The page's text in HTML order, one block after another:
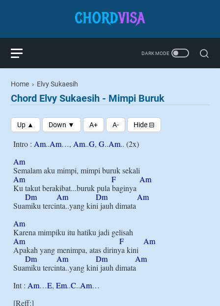
Home › Elvy Sukaesih
Chord Elvy Sukaesih - Mimpi Buruk
Intro : Am..Am…, Am..G, G..Am.. (2x)
Am
Am
F
Am
Ku takut berakibat...buruk pula baginya
Dm
Am Dm
Am
Suamiku tercinta..yang kini jauh dimata
Am
Am
F
Am
Apakah yang menimpa, atas dirinya kini
Dm
Am Dm
Am
Suamiku tercinta..yang kini jauh dimata
Int : Am…E, Em..C..Am…